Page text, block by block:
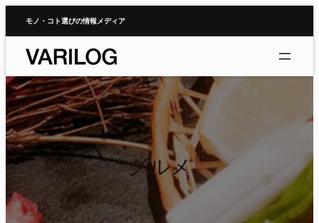
キ
ッ
プ
モノ・コト選びの情報メディア
グルメ